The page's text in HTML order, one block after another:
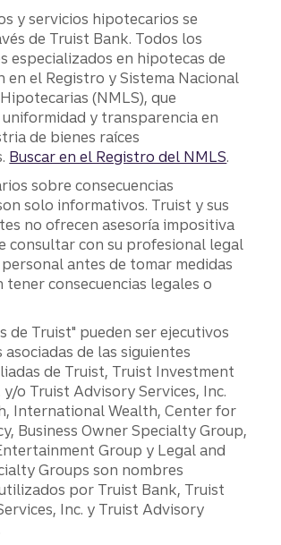
y servicios hipotecarios se
de Truist Bank. Todos los
especializados en hipotecas de
en el Registro y Sistema Nacional
(NMLS), que
y transparencia en
de bienes raíces
Buscar en el Registro del NMLS.
sobre consecuencias
solo informativos. Truist y sus
no ofrecen asesoría impositiva
consultar con su profesional legal
antes de tomar medidas
tener consecuencias legales o
de Truist" pueden ser ejecutivos
de las siguientes
de Truist, Truist Investment
y/o Truist Advisory Services, Inc.
International Wealth, Center for
Business Owner Specialty Group,
Group y Legal and
Groups son nombres
por Truist Bank, Truist
Inc. y Truist Advisory